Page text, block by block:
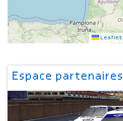
Leaflet
Espace partenaires